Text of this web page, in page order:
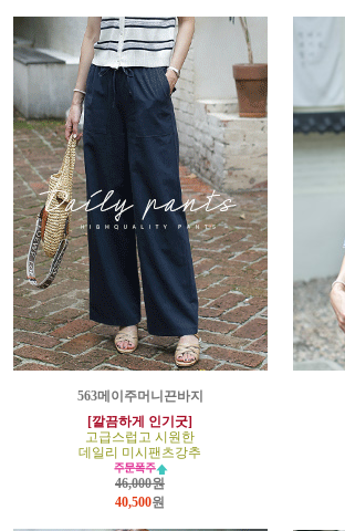
563메이주머니끈바지
[깔끔하게 인기굿]
고급스럽고 시원한
데일리 미시팬츠강추
46,000원
40,500원